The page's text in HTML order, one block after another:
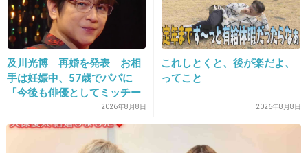
桐谷美玲
+7 -67
12. 匿名2015/02/19(木) 21:48:07
及川光博 再婚を発表 お相
手は妊娠中、57歳でパパに
「今後も俳優としてミッチー
2026年8月8日
これしとくと、後が楽だよ、
ってこと
2026年8月8日